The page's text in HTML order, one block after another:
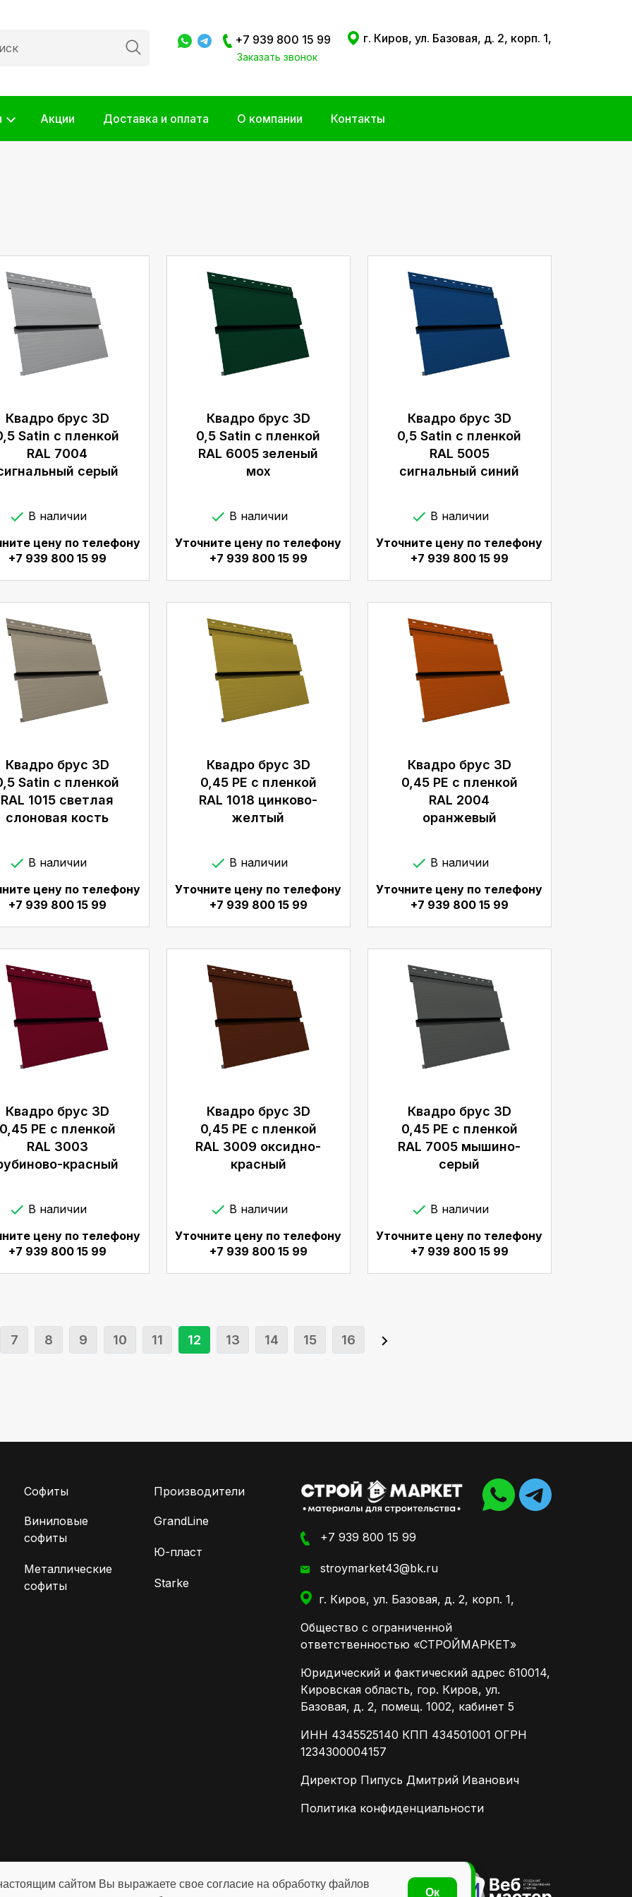
+7 939 800 15 99
Заказать звонок
г. Киров, ул. Базовая, д. 2, корп. 1,
Акции Доставка и оплата О компании Контакты
Квадро брус 3D
Satin с пленкой
RAL 7004
серый
В наличии
цену по телефону
+7 939 800 15 99
Квадро брус 3D
0,5 Satin с пленкой
RAL 6005 зеленый
мох
В наличии
Уточните цену по телефону
+7 939 800 15 99
Квадро брус 3D
0,5 Satin с пленкой
RAL 5005
сигнальный синий
В наличии
Уточните цену по телефону
+7 939 800 15 99
Квадро брус 3D
Satin с пленкой
RAL 1015 светлая
слоновая кость
В наличии
цену по телефону
+7 939 800 15 99
Квадро брус 3D
0,45 PE с пленкой
RAL 1018 цинково-
желтый
В наличии
Уточните цену по телефону
+7 939 800 15 99
Квадро брус 3D
0,45 PE с пленкой
RAL 2004
оранжевый
В наличии
Уточните цену по телефону
+7 939 800 15 99
Квадро брус 3D
PE с пленкой
RAL 3003
красный
В наличии
цену по телефону
+7 939 800 15 99
Квадро брус 3D
0,45 PE с пленкой
RAL 3009 оксидно-
красный
В наличии
Уточните цену по телефону
+7 939 800 15 99
Квадро брус 3D
0,45 PE с пленкой
RAL 7005 мышино-
серый
В наличии
Уточните цену по телефону
+7 939 800 15 99
7 8 9 10 11 12 13 14 15 16
Софиты
Виниловые
софиты
Металлические
софиты
Производители
GrandLine
Ю-пласт
Starke
+7 939 800 15 99
stroymarket43@bk.ru
г. Киров, ул. Базовая, д. 2, корп. 1,
Общество с ограниченной
ответственностью «СТРОЙМАРКЕТ»
Юридический и фактический адрес 610014,
Кировская область, гор. Киров, ул.
Базовая, д. 2, помещ. 1002, кабинет 5
ИНН 4345525140 КПП 434501001 ОГРН
1234300004157
Директор Пипусь Дмитрий Иванович
Политика конфиденциальности
вы соглашаетесь сполитикой конфиденциальностиданного сайта
сайтом Вы выражаете свое согласие на обработку файлов
Ок